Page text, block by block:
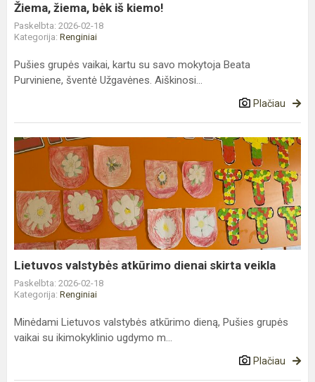
Žiema, žiema, bėk iš kiemo!
Paskelbta: 2026-02-18
Kategorija: Renginiai
Pušies grupės vaikai, kartu su savo mokytoja Beata
Purviniene, šventė Užgavėnes. Aiškinosi...
Plačiau
Lietuvos
valstybės
atkūrimo
dienai
skirta
veikla
Lietuvos valstybės atkūrimo dienai skirta veikla
Paskelbta: 2026-02-18
Kategorija: Renginiai
Minėdami Lietuvos valstybės atkūrimo dieną, Pušies grupės
vaikai su ikimokyklinio ugdymo m...
Plačiau